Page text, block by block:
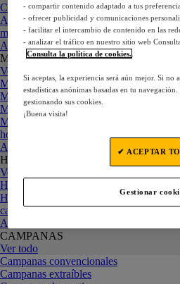
Cocina
Atrás
microondas
Atrás
MICROONDAS
Ver todo
Microondas con grill
Microondas sin grill
Microondas multifunción
Microondas integrables
hornos
Atrás
HORNOS
Ver todo
Hornos de encastre
Hornos de sobremesa
campanas
Atrás
CAMPANAS
Ver todo
Campanas convencionales
Campanas extraíbles
- compartir contenido adaptado a tus
- ofrecer publicidad y comunicaciones
- facilitar el intercambio de contenido en las
- analizar el tráfico en nuestro sitio web
Consulta la política de cookies..
Si aceptas, la experiencia será aún mejor. Si no
estadísticas anónimas basadas en tu
gestionando sus cookies.
¡Buena visita!
Gestionar
✔ ACEPTAR